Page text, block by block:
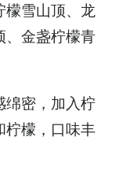
檬雪山顶、龙
、金盏柠檬青
绵密，加入柠
柠檬，口味丰